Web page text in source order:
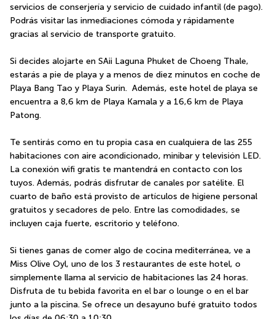
servicios de conserjería y servicio de cuidado infantil (de pago).
Podrás visitar las inmediaciones cómoda y rápidamente
gracias al servicio de transporte gratuito.
Si decides alojarte en SAii Laguna Phuket de Choeng Thale,
estarás a pie de playa y a menos de diez minutos en coche de
Playa Bang Tao y Playa Surin.  Además, este hotel de playa se
encuentra a 8,6 km de Playa Kamala y a 16,6 km de Playa
Patong.
Te sentirás como en tu propia casa en cualquiera de las 255
habitaciones con aire acondicionado, minibar y televisión LED.
La conexión wifi gratis te mantendrá en contacto con los
tuyos. Además, podrás disfrutar de canales por satélite. El
cuarto de baño está provisto de artículos de higiene personal
gratuitos y secadores de pelo. Entre las comodidades, se
incluyen caja fuerte, escritorio y teléfono.
Si tienes ganas de comer algo de cocina mediterránea, ve a
Miss Olive Oyl, uno de los 3 restaurantes de este hotel, o
simplemente llama al servicio de habitaciones las 24 horas.
Disfruta de tu bebida favorita en el bar o lounge o en el bar
junto a la piscina. Se ofrece un desayuno bufé gratuito todos